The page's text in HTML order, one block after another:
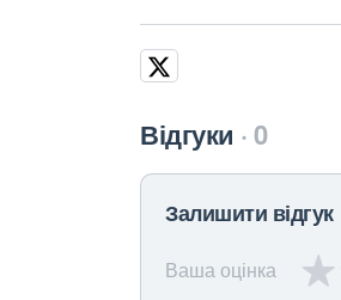
Відгуки 0
Залишити відгук
Ваша оцінка